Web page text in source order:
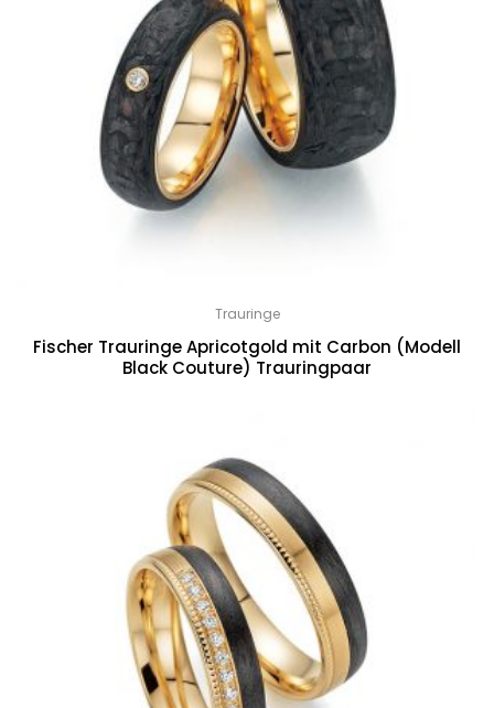
Trauringe
Fischer Trauringe Apricotgold mit Carbon (Modell
Black Couture) Trauringpaar